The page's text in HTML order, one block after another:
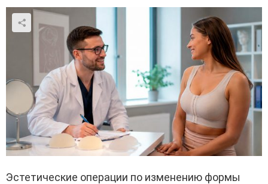
Эстетические операции по изменению формы